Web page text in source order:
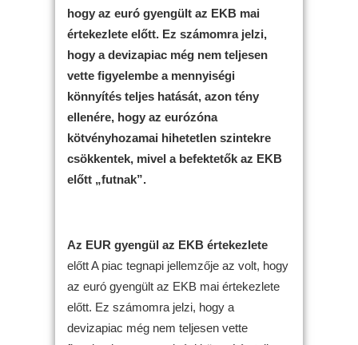
hogy az euró gyengült az EKB mai
értekezlete előtt. Ez számomra jelzi,
hogy a devizapiac még nem teljesen
vette figyelembe a mennyiségi
könnyítés teljes hatását, azon tény
ellenére, hogy az eurózóna
kötvényhozamai hihetetlen szintekre
csökkentek, mivel a befektetők az EKB
előtt „futnak”.
Az EUR gyengül az EKB értekezlete
előtt A piac tegnapi jellemzője az volt, hogy
az euró gyengült az EKB mai értekezlete
előtt. Ez számomra jelzi, hogy a
devizapiac még nem teljesen vette